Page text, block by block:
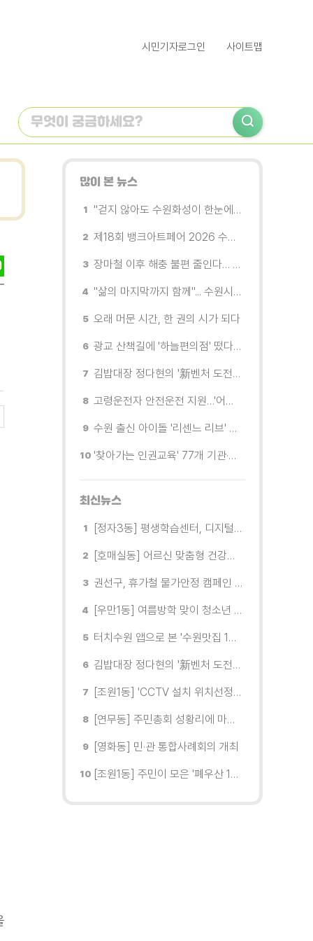
시민기자로그인 사이트맵
많이 본 뉴스
"걷지 않아도 수원화성이 한눈에"…무장애 관광버스 '수원행차' 타보니
제18회 뱅크아트페어 2026 수원 개막, '나도 그림을 소유한다'
장마철 이후 해충 불편 줄인다… 영통구보건소, 신동수변공원·원천리천 집중 방제
"삶의 마지막까지 함께"... 수원시 8개 기관, 어르신 돌봄의 손을 맞잡다
오래 머문 시간, 한 권의 시가 되다
광교 산책길에 '하늘편의점' 떴다… 드론배송 시연
김밥대장 정다현의 '新벤처 도전이야기'
고령운전자 안전운전 지원…'어르신 운전중' 표지 무료 배부
수원 출신 아이돌 '리센느 리브' 추천! 직접 따라가 본 수원 필수 코스
'찾아가는 인권교육' 77개 기관·단체 방문해 맞춤형 인권교육 진행
최신뉴스
[정자3동] 평생학습센터, 디지털 생활문해교실 개강
[호매실동] 어르신 맞춤형 건강특화사업 「은빛반짝 실버종이공방」 운영
권선구, 휴가철 물가안정 캠페인 전개
[우만1동] 여름방학 맞이 청소년 유해환경 캠페인 실시
터치수원 앱으로 본 '수원맛집 100선'... 장안구 맛집을 찾다
김밥대장 정다현의 '新벤처 도전이야기'
[조원1동] 'CCTV 설치 위치선정협의회' 회의 개최
[연무동] 주민총회 성황리에 마무리
[영화동] 민·관 통합사례회의 개최
[조원1동] 주민이 모은 '폐우산 100개' 수원여대에 1차 전달